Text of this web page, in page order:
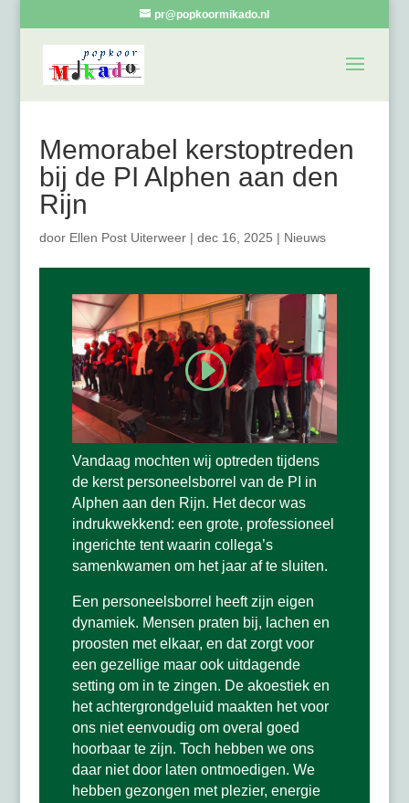
pr@popkoormikado.nl
Memorabel kerstoptreden
bij de PI Alphen aan den
Rijn
door Ellen Post Uiterweer| dec 16, 2025 | Nieuws
Vandaag mochten wij optreden tijdens
de kerst personeelsborrel van de PI in
Alphen aan den Rijn. Het decor was
indrukwekkend: een grote, professioneel
ingerichte tent waarin collega’s
samenkwamen om het jaar af te sluiten.
Een personeelsborrel heeft zijn eigen
dynamiek. Mensen praten bij, lachen en
proosten met elkaar, en dat zorgt voor
een gezellige maar ook uitdagende
setting om in te zingen. De akoestiek en
het achtergrondgeluid maakten het voor
ons niet eenvoudig om overal goed
hoorbaar te zijn. Toch hebben we ons
daar niet door laten ontmoedigen. We
hebben gezongen met plezier, energie